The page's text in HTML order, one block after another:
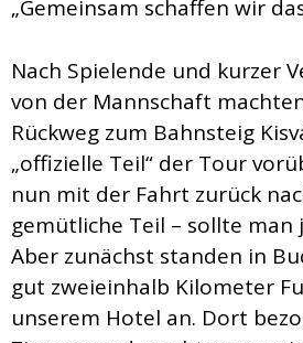
„Gemeinsam schaffen wir
Nach Spielende und kurzer
von der Mannschaft
Rückweg zum Bahnsteig
„offizielle Teil“ der Tour
nun mit der Fahrt zurück
gemütliche Teil – sollte man
Aber zunächst standen in
gut zweieinhalb Kilometer
unserem Hotel an. Dort